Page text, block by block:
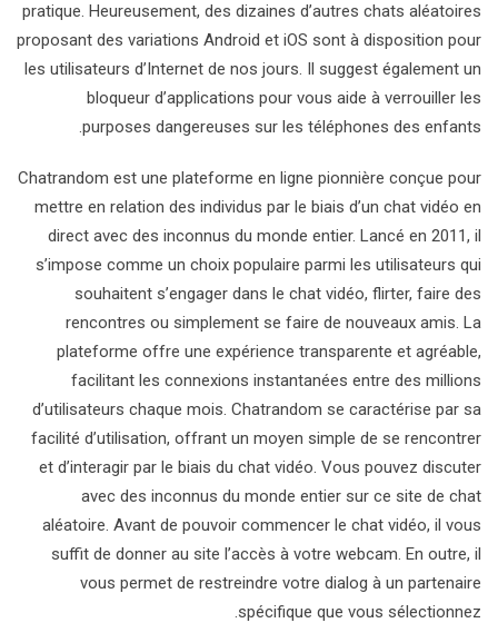
pratique. Heureusement, des dizaines d’autres chats aléatoires
proposant des variations Android et iOS sont à disposition pour
les utilisateurs d’Internet de nos jours. Il suggest également un
bloqueur d’applications pour vous aide à verrouiller les
purposes dangereuses sur les téléphones des enfants.
Chatrandom est une plateforme en ligne pionnière conçue pour
mettre en relation des individus par le biais d’un chat vidéo en
direct avec des inconnus du monde entier. Lancé en 2011, il
s’impose comme un choix populaire parmi les utilisateurs qui
souhaitent s’engager dans le chat vidéo, flirter, faire des
rencontres ou simplement se faire de nouveaux amis. La
plateforme offre une expérience transparente et agréable,
facilitant les connexions instantanées entre des millions
d’utilisateurs chaque mois. Chatrandom se caractérise par sa
facilité d’utilisation, offrant un moyen simple de se rencontrer
et d’interagir par le biais du chat vidéo. Vous pouvez discuter
avec des inconnus du monde entier sur ce site de chat
aléatoire. Avant de pouvoir commencer le chat vidéo, il vous
suffit de donner au site l’accès à votre webcam. En outre, il
vous permet de restreindre votre dialog à un partenaire
spécifique que vous sélectionnez.